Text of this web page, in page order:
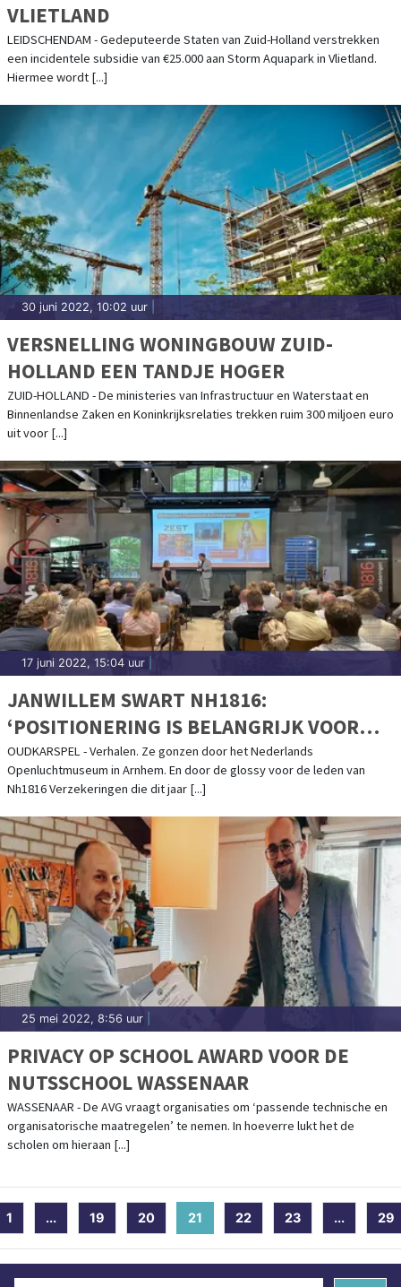
VLIETLAND
LEIDSCHENDAM - Gedeputeerde Staten van Zuid-Holland verstrekken
een incidentele subsidie van €25.000 aan Storm Aquapark in Vlietland.
Hiermee wordt [...]
30 juni 2022, 10:02 uur
VERSNELLING WONINGBOUW ZUID-
HOLLAND EEN TANDJE HOGER
ZUID-HOLLAND - De ministeries van Infrastructuur en Waterstaat en
Binnenlandse Zaken en Koninkrijksrelaties trekken ruim 300 miljoen euro
uit voor [...]
17 juni 2022, 15:04 uur
JANWILLEM SWART NH1816:
‘POSITIONERING IS BELANGRIJK VOOR
ADVISEURS’
OUDKARSPEL - Verhalen. Ze gonzen door het Nederlands
Openluchtmuseum in Arnhem. En door de glossy voor de leden van
Nh1816 Verzekeringen die dit jaar [...]
25 mei 2022, 8:56 uur
PRIVACY OP SCHOOL AWARD VOOR DE
NUTSSCHOOL WASSENAAR
WASSENAAR - De AVG vraagt organisaties om ‘passende technische en
organisatorische maatregelen’ te nemen. In hoeverre lukt het de
scholen om hieraan [...]
1 ... 19 20 21 (current)
22 23 ... 29